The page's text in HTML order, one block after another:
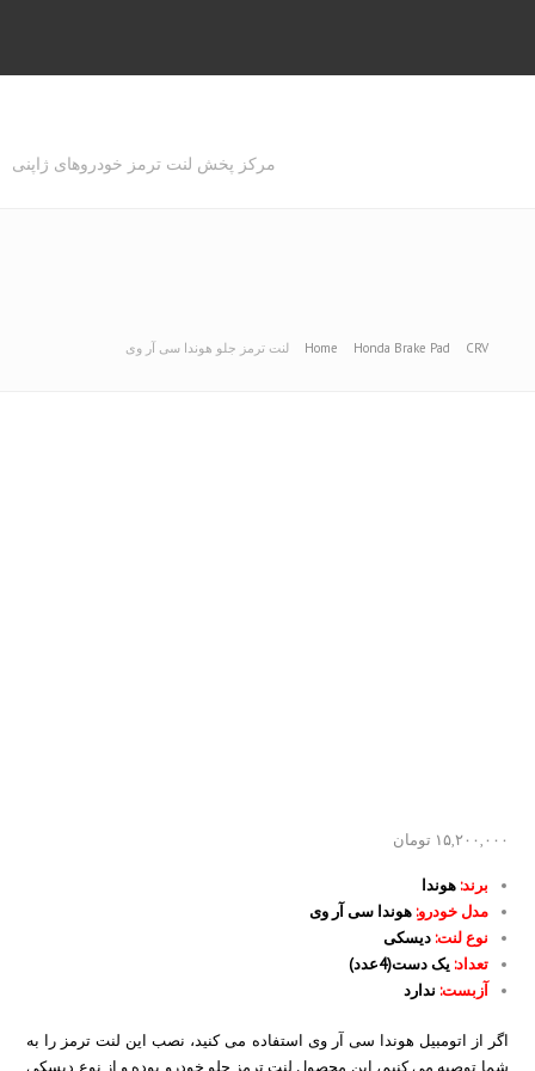
مرکز پخش لنت ترمز خودروهای ژاپنی
Home Honda Brake Pad CRV لنت ترمز جلو هوندا سی آر وی
۱۵,۲۰۰,۰۰۰ تومان
برند: هوندا
مدل خودرو: هوندا سی آر وی
نوع لنت: دیسکی
تعداد: یک دست(4عدد)
آزبست: ندارد
اگر از اتومبیل هوندا سی آر وی استفاده می کنید، نصب این لنت ترمز را به